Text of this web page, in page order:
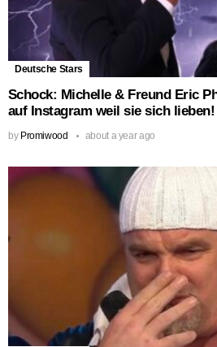
Deutsche Stars
Schock: Michelle & Freund Eric
auf Instagram weil sie sich lieben!
by Promiwood about a year ago